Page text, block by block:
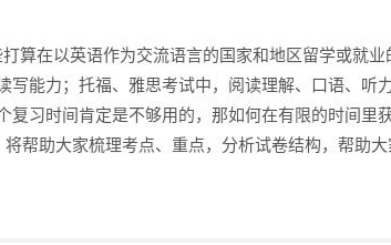
算在以英语作为交流语言的国家和地区留学或就
写能力；托福、雅思考试中，阅读理解、口语、听
复习时间肯定是不够用的，那如何在有限的时间里
帮助大家梳理考点、重点，分析试卷结构，帮助大